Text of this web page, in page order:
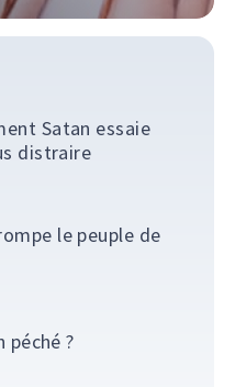
Satan essaie
distraire
le peuple de
péché ?